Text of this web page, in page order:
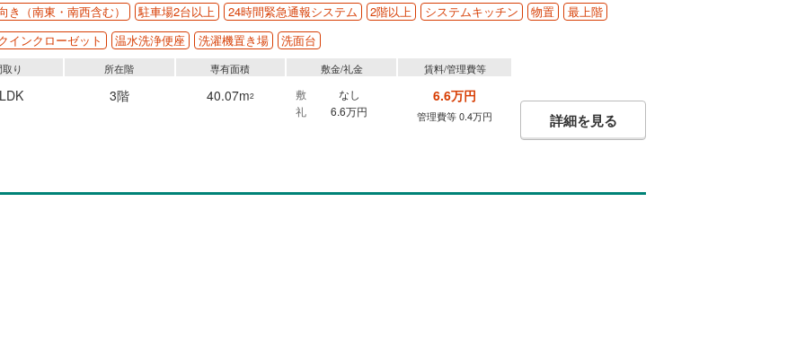
き（南東・南西含む）
駐車場2台以上 24時間緊急通報システム 2階以上 システムキッチン 物置
最上階
インクローゼット
温水洗浄便座 洗濯機置き場 洗面台
賃料/管理費等
6.6万円
管理費等 0.4万円
敷金/礼金
敷
なし
礼
6.6万円
専有面積
40.07m2
所在階
3階
取り
詳細を見る